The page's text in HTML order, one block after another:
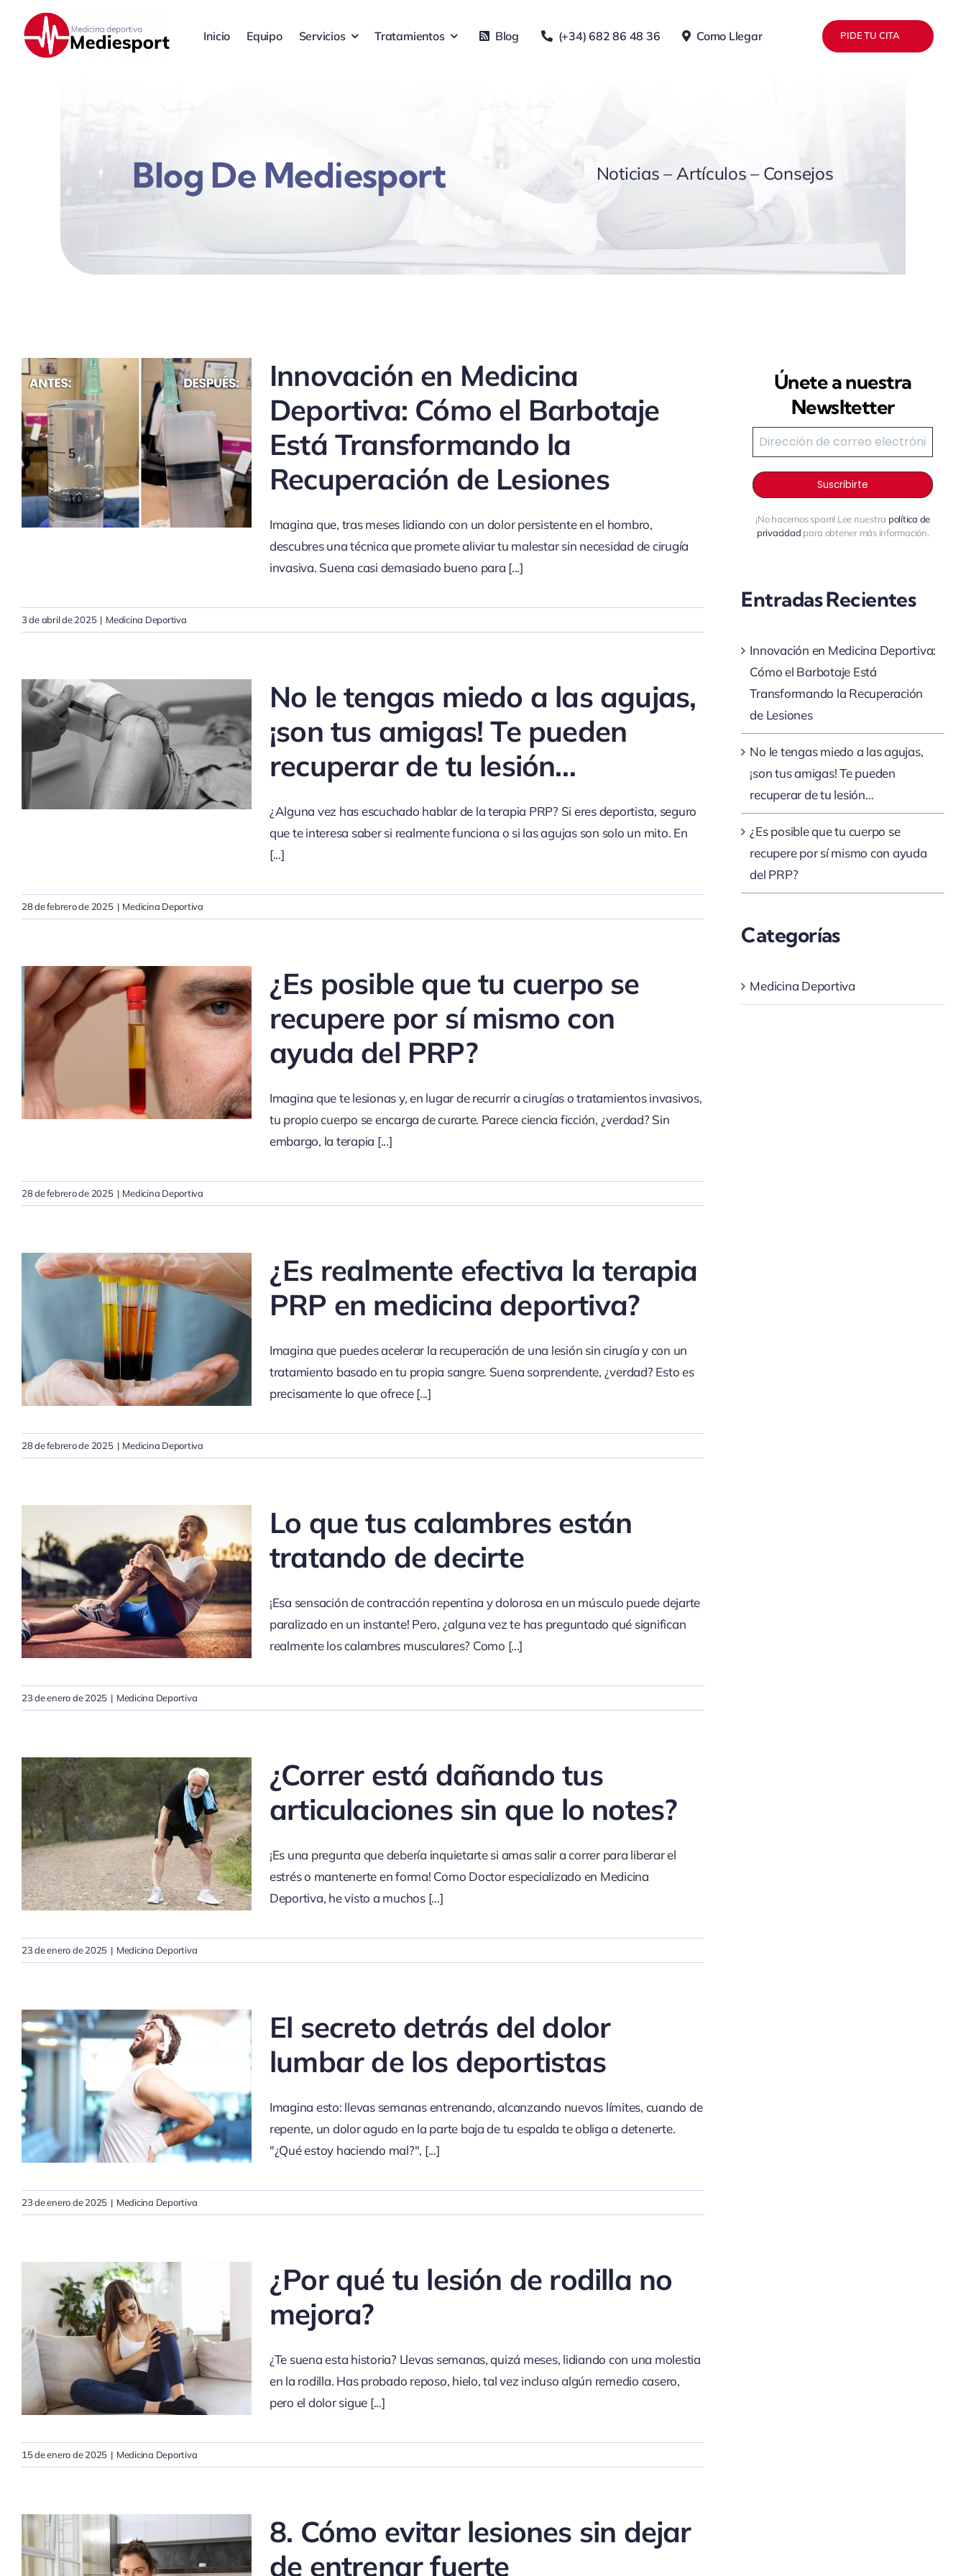
contenido
Inicio Equipo Servicios Tratamientos Blog (+34) 682 86 48 36 Como Llegar PIDE TU CITA
Blog De Mediesport Noticias – Artículos – Consejos
Innovación en Medicina
Deportiva: Cómo el Barbotaje
Está Transformando la
Recuperación de Lesiones
Imagina que, tras meses lidiando con un dolor persistente en el hombro,
descubres una técnica que promete aliviar tu malestar sin necesidad de cirugía
invasiva. Suena casi demasiado bueno para [...]
3 de abril de 2025 | Medicina Deportiva
No le tengas miedo a las agujas,
¡son tus amigas! Te pueden
recuperar de tu lesión…
¿Alguna vez has escuchado hablar de la terapia PRP? Si eres deportista, seguro
que te interesa saber si realmente funciona o si las agujas son solo un mito. En
[...]
28 de febrero de 2025 | Medicina Deportiva
¿Es posible que tu cuerpo se
recupere por sí mismo con
ayuda del PRP?
Imagina que te lesionas y, en lugar de recurrir a cirugías o tratamientos invasivos,
tu propio cuerpo se encarga de curarte. Parece ciencia ficción, ¿verdad? Sin
embargo, la terapia [...]
28 de febrero de 2025 | Medicina Deportiva
¿Es realmente efectiva la terapia
PRP en medicina deportiva?
Imagina que puedes acelerar la recuperación de una lesión sin cirugía y con un
tratamiento basado en tu propia sangre. Suena sorprendente, ¿verdad? Esto es
precisamente lo que ofrece[...]
28 de febrero de 2025 | Medicina Deportiva
Lo que tus calambres están
tratando de decirte
¡Esa sensación de contracción repentina y dolorosa en un músculo puede dejarte
paralizado en un instante! Pero, ¿alguna vez te has preguntado qué significan
realmente los calambres musculares? Como [...]
23 de enero de 2025 | Medicina Deportiva
¿Correr está dañando tus
articulaciones sin que lo notes?
¡Es una pregunta que debería inquietarte si amas salir a correr para liberar el
estrés o mantenerte en forma! Como Doctor especializado en Medicina
Deportiva, he visto a muchos[...]
23 de enero de 2025 | Medicina Deportiva
El secreto detrás del dolor
lumbar de los deportistas
Imagina esto: llevas semanas entrenando, alcanzando nuevos límites, cuando de
repente, un dolor agudo en la parte baja de tu espalda te obliga a detenerte.
"¿Qué estoy haciendo mal?", [...]
23 de enero de 2025 | Medicina Deportiva
¿Por qué tu lesión de rodilla no
mejora?
¿Te suena esta historia? Llevas semanas, quizá meses, lidiando con una molestia
en la rodilla. Has probado reposo, hielo, tal vez incluso algún remedio casero,
pero el dolor sigue [...]
15 de enero de 2025 | Medicina Deportiva
8. Cómo evitar lesiones sin dejar
de entrenar fuerte
Únete a nuestra
Newsltetter
¡No hacemos spam! Lee nuestra política de
privacidad para obtener más información.
Entradas Recientes
Innovación en Medicina Deportiva:
Cómo el Barbotaje Está
Transformando la Recuperación
de Lesiones
No le tengas miedo a las agujas,
¡son tus amigas! Te pueden
recuperar de tu lesión…
¿Es posible que tu cuerpo se
recupere por sí mismo con ayuda
del PRP?
Categorías
Medicina Deportiva